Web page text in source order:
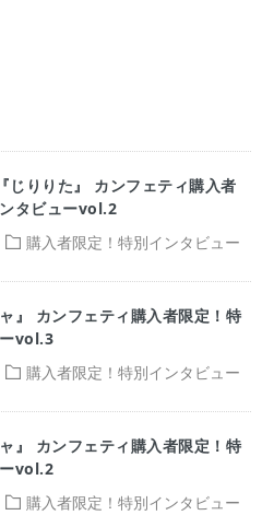
購入者限定！特別インタビュー
じりりた』 カンフェティ購入者
タビューvol.2
購入者限定！特別インタビュー
』 カンフェティ購入者限定！特
vol.3
購入者限定！特別インタビュー
』 カンフェティ購入者限定！特
vol.2